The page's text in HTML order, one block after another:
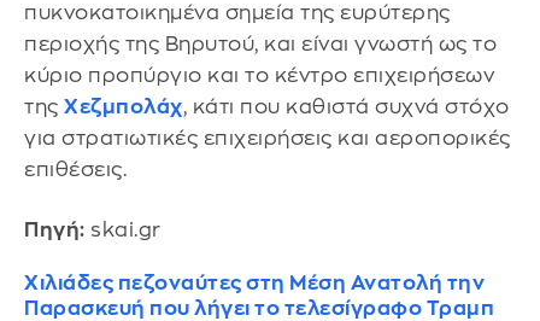
πυκνοκατοικημένα σημεία της ευρύτερης
περιοχής της Βηρυτού, και είναι γνωστή ως το
κύριο προπύργιο και το κέντρο επιχειρήσεων
της Χεζμπολάχ, κάτι που καθιστά συχνά στόχο
για στρατιωτικές επιχειρήσεις και αεροπορικές
επιθέσεις.
Πηγή: skai.gr
Χιλιάδες πεζοναύτες στη Μέση Ανατολή την
Παρασκευή που λήγει το τελεσίγραφο Τραμπ